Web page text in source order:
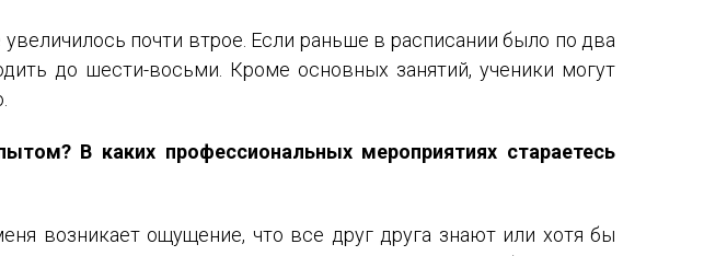
почти втрое. Если раньше в расписании было по два
до шести-восьми. Кроме основных занятий, ученики могут
В каких профессиональных мероприятиях стараетесь
возникает ощущение, что все друг друга знают или хотя бы